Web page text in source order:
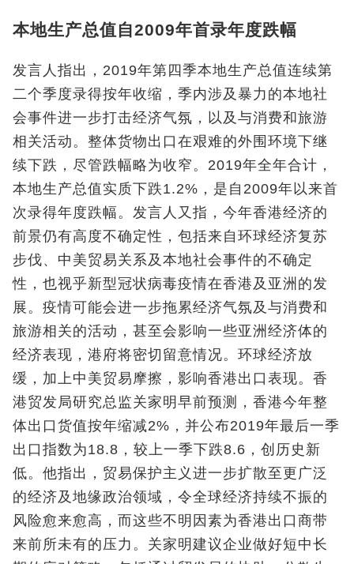
本地生产总值自2009年首录年度跌幅
发言人指出，2019年第四季本地生产总值连续第
二个季度录得按年收缩，季内涉及暴力的本地社
会事件进一步打击经济气氛，以及与消费和旅游
相关活动。整体货物出口在艰难的外围环境下继
续下跌，尽管跌幅略为收窄。2019年全年合计，
本地生产总值实质下跌1.2%，是自2009年以来首
次录得年度跌幅。发言人又指，今年香港经济的
前景仍有高度不确定性，包括来自环球经济复苏
步伐、中美贸易关系及本地社会事件的不确定
性，也视乎新型冠状病毒疫情在香港及亚洲的发
展。疫情可能会进一步拖累经济气氛及与消费和
旅游相关的活动，甚至会影响一些亚洲经济体的
经济表现，港府将密切留意情况。环球经济放
缓，加上中美贸易摩擦，影响香港出口表现。香
港贸发局研究总监关家明早前预测，香港今年整
体出口货值按年缩减2%，并公布2019年最后一季
出口指数为18.8，较上一季下跌8.6，创历史新
低。他指出，贸易保护主义进一步扩散至更广泛
的经济及地缘政治领域，令全球经济持续不振的
风险愈来愈高，而这些不明因素为香港出口商带
来前所未有的压力。关家明建议企业做好短中长